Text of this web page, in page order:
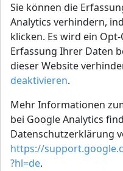
Sie können die
Analytics verhindern,
klicken. Es wird ein
Erfassung Ihrer Daten
dieser Website
deaktivieren.
Mehr Informationen
bei Google Analytics
Datenschutzerklärung
https://
?hl=de.